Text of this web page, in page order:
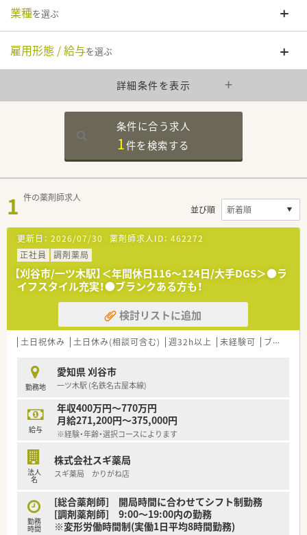
業種を選ぶ
雇用形態 / 給与を選ぶ
詳細条件を表示
条件に合う求人
1件を検索する
1 件の薬剤師求人
並び順
更新日： 2026/07/30 薬剤師求人ID： 462272
正社員
調剤薬局
【刈谷市/一ツ木駅】＜年間休日116～124日/大手DGS＞●ラ
イフスタイル充実！●ブランクある方も！
検討リストに追加
土日祝休み 土日休み(相談可含む) 週32h以上 未経験可 ブランク可
勤務地
愛知県 刈谷市
一ツ木駅 (名鉄名古屋本線)
給与
年収400万円～770万円
月給271,200円～375,000円
※経験・年齢・選択コースによります
法人
名
株式会社スギ薬局
スギ薬局 かりがね店
勤務
時間
[総合薬剤師] 開局時間に合わせてシフト制勤務
[調剤薬剤師] 9:00～19:00内の勤務
※変形労働時間制(実働1日平均8時間勤務)